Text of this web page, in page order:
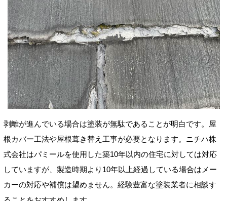
剥離が進んでいる場合は塗装が無駄であることが明白です。屋
根カバー工法や屋根葺き替え工事が必要となります。ニチハ株
式会社はパミールを使用した築10年以内の住宅に対しては対応
していますが、製造時期より10年以上経過している場合はメー
カーの対応や補償は望めません。経験豊富な塗装業者に相談す